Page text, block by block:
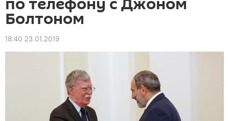
Болтоном
18:40 23.01.2019